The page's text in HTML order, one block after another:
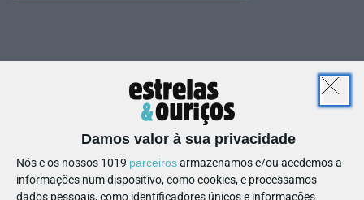
Damos valor à sua privacidade
Nós e os nossos 1019 parceirosarmazenamos e/ou acedemos a
informações num dispositivo, como cookies, e processamos
dados pessoais, como identificadores únicos e informações
🎯 “Polar & brincar” muito!